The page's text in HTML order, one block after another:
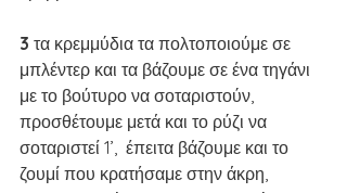
3 τα κρεμμύδια τα πολτοποιούμε σε
μπλέντερ και τα βάζουμε σε ένα τηγάνι
με το βούτυρο να σοταριστούν,
προσθέτουμε μετά και το ρύζι να
σοταριστεί 1’,  έπειτα βάζουμε και το
ζουμί που κρατήσαμε στην άκρη,